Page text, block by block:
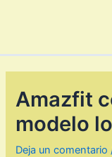
Amazfit
modelo
Deja un comentario